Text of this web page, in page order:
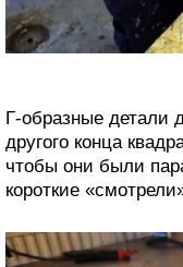
Г-образные детали
другого конца
чтобы они были
короткие